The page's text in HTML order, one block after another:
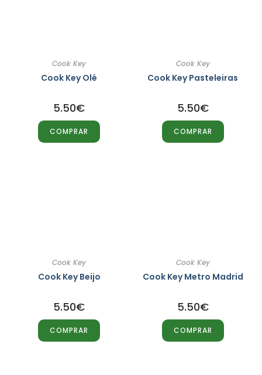
Cook Key
Cook Key Olé
5.50€
COMPRAR
Cook Key
Cook Key Pasteleiras
5.50€
COMPRAR
Cook Key
Cook Key Beijo
5.50€
COMPRAR
Cook Key
Cook Key Metro Madrid
5.50€
COMPRAR